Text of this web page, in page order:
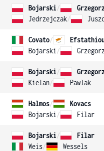
Bojarski/
Jedrzejczak/
Covato/
Bojarski /
Bojarski/
Kielan/ Pawlak
Halmos/
Kovacs
Bojarski / Filar
Bojarski/
Filar
Weis/ Wessels